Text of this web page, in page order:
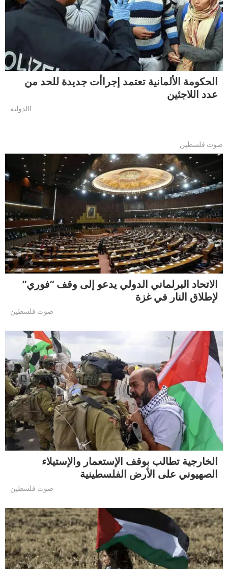
الحكومة الألمانية تعتمد إجراأت جديدة للحد من
عدد اللاجئين
االدولية
صوت فلسطين
الاتحاد البرلماني الدولي يدعو إلى وقف “فوري”
لإطلاق النار في غزة
صوت فلسطين
الخارجية تطالب بوقف الإستعمار والإستيلاء
الصهيوني على الأرض الفلسطينية
صوت فلسطين